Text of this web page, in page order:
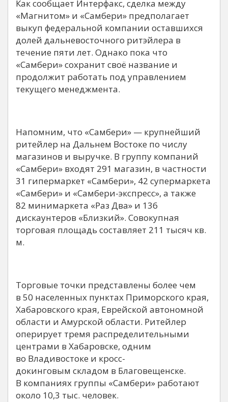
Как сообщает Интерфакс, сделка между
«Магнитом» и «Самбери» предполагает
выкуп федеральной компании оставшихся
долей дальневосточного ритэйлера в
течение пяти лет. Однако пока что
«Самбери» сохранит своё название и
продолжит работать под управлением
текущего менеджмента.
Напомним, что «Самбери» — крупнейший
ритейлер на Дальнем Востоке по числу
магазинов и выручке. В группу компаний
«Самбери» входят 291 магазин, в частности
31 гипермаркет «Самбери», 42 супермаркета
«Самбери» и «Самбери-экспресс», а также
82 минимаркета «Раз Два» и 136
дискаунтеров «Близкий». Совокупная
торговая площадь составляет 211 тысяч кв.
м.
Торговые точки представлены более чем
в 50 населенных пунктах Приморского края,
Хабаровского края, Еврейской автономной
области и Амурской области. Ритейлер
оперирует тремя распределительными
центрами в Хабаровске, одним
во Владивостоке и кросс-
докинговым складом в Благовещенске.
В компаниях группы «Самбери» работают
около 10,3 тыс. человек.